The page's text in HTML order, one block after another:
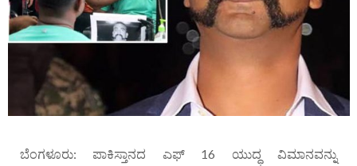
ಬೆಂಗಳೂರು: ಪಾಕಿಸ್ತಾನದ ಎಫ್ 16 ಯುದ್ಧ ವಿಮಾನವನ್ನು